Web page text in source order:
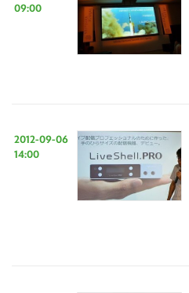
09:00
2012-09-06
14:00